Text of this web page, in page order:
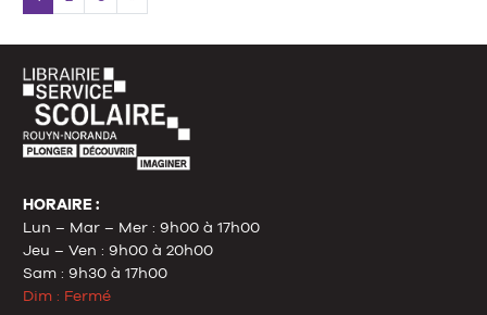
HORAIRE :
Lun – Mar – Mer : 9h00 à 17h00
Jeu – Ven : 9h00 à 20h00
Sam : 9h30 à 17h00
Dim : Fermé